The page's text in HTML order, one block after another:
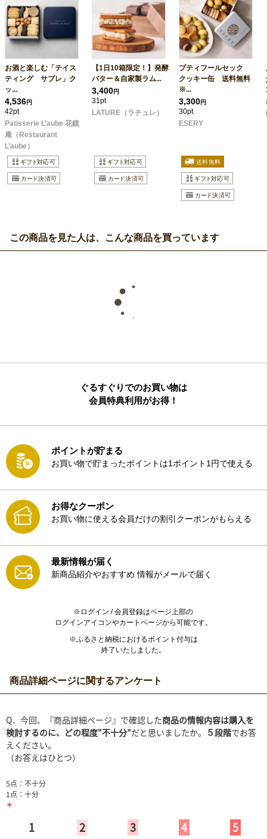
お酒と楽しむ「テイス
ティング サブレ」ク
ッ...
4,536円
42pt
Patisserie L’aube 花鏡
庵（Restaurant
L’aube）
【1日10箱限定！】発酵
バター＆自家製ラム...
3,400円
31pt
LATURE（ラチュレ）
プティフールセック
クッキー缶 送料無料
※...
3,300円
30pt
ESERY
この商品を見た人は、こんな商品を買っています
ぐるすぐりでのお買い物は
会員特典利用がお得！
ポイントが貯まる
お買い物で貯まったポイントは1ポイント1円で使える
お得なクーポン
お買い物に使える会員だけの割引クーポンがもらえる
最新情報が届く
新商品紹介やおすすめ 情報がメールで届く
※ログイン / 会員登録はページ上部の
ログインアイコンやカートページから可能です。
※ふるさと納税におけるポイント付与は
終了いたしました。
商品詳細ページに関するアンケート